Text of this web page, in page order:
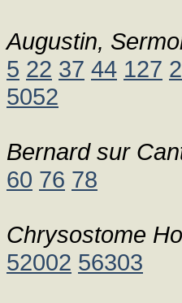
Augustin,
5 22 37 44 127
5052
Bernard sur
60 76 78
Chrysostome
52002 56303